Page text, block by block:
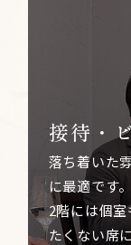
接待・
落ち着いた
に最適です。
2階には個
たくない席